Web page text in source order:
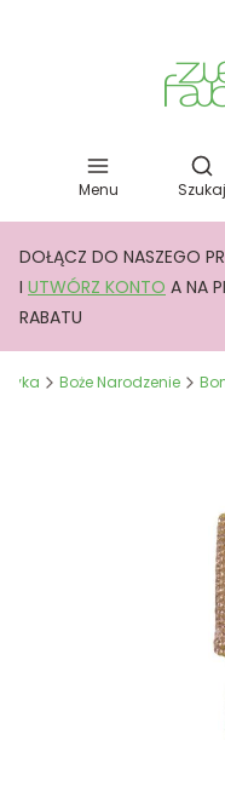
Menu Szukaj
DOŁĄCZ DO NASZEGO
I UTWÓRZ KONTO A NA
RABATU
Boże Narodzenie